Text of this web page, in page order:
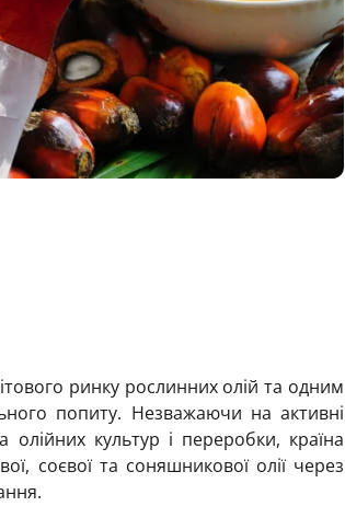
ринку рослинних олій та одним
попиту. Незважаючи на активні
культур і переробки, країна
соєвої та соняшникової олії через